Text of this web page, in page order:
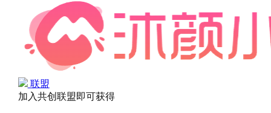
联盟
加入共创联盟即可获得